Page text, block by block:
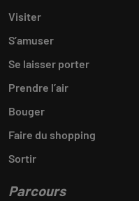
Visiter
S’amuser
Se laisser porter
Prendre l’air
Bouger
Faire du shopping
Sortir
Parcours